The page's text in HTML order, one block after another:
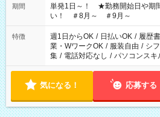
期間
単発1日～！ ★勤務開始日や期
い！ ＃8月～ ＃9月～
特徴 週1日からOK / 日払いOK / 履歴
業・WワークOK / 服装自由 / シ
集 / 電話対応なし / パソコンスキ
気になる！ 応募する